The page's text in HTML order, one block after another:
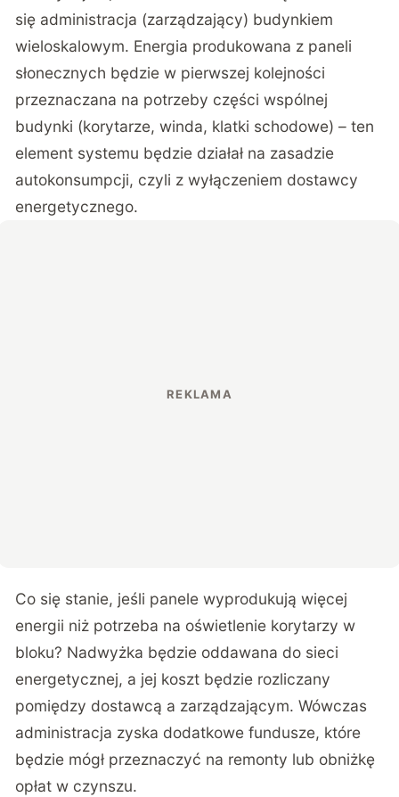
się administracja (zarządzający) budynkiem
wieloskalowym. Energia produkowana z paneli
słonecznych będzie w pierwszej kolejności
przeznaczana na potrzeby części wspólnej
budynki (korytarze, winda, klatki schodowe) – ten
element systemu będzie działał na zasadzie
autokonsumpcji, czyli z wyłączeniem dostawcy
energetycznego.
Co się stanie, jeśli panele wyprodukują więcej
energii niż potrzeba na oświetlenie korytarzy w
bloku? Nadwyżka będzie oddawana do sieci
energetycznej, a jej koszt będzie rozliczany
pomiędzy dostawcą a zarządzającym. Wówczas
administracja zyska dodatkowe fundusze, które
będzie mógł przeznaczyć na remonty lub obniżkę
opłat w czynszu.